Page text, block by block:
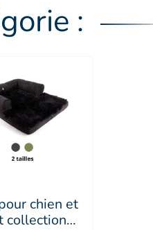
:
chien et
collection